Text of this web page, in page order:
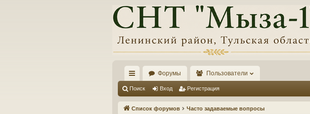
с
ы
Форумы Пользователи
Поиск Вход Регистрация
Список форумов Часто задаваемые вопросы